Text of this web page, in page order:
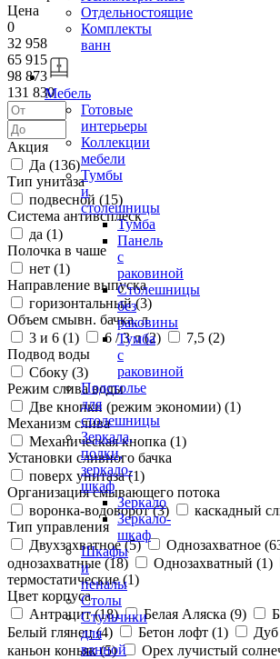
Отдельностоящие
Комплекты
ванн
Мебель
Готовые
интерьеры
Коллекции
мебели
Тумбы
и
столешницы
Тумба
Панель
с
раковиной
Столешницы
без
раковины
Тумба
с
раковиной
Подстолье
для
столешницы
Зеркала,
полки,
зеркало-
шкаф
Зеркало
Зеркало-
шкаф
Шкафы
и
пеналы
Столы
Стульчики
для
ванной
Цена
0
32 958
65 915
98 873
131 830
Акция
Да (136)
Тип унитаза
подвесной (15)
Система антивсплеск
да (1)
Полочка в чаше
нет (1)
Направление выпуска
горизонтальный (3)
Объем смывн. бачка, л
3 и 6 (1) 6 / 3 л (2) 7,5 (2)
Подвод воды
Сбоку (3)
Режим слива воды
Две кнопки (режим экономии) (1)
Механизм слива
Механическая кнопка (1)
Установки сливного бачка
поверх унитаза (1)
Организация смывающего потока
воронка-водоворот (3) каскадный
Тип управления
Двухзахватное (5) Однозахватное (
однозахватные (18) Однозахватный (1)
термостатические (1)
Цвет корпуса
Антрацит (18) Белая Аляска (9)
Белый глянец (4) Бетон лофт (1) Дуб
каньон коньяк (5) Орех лучистый